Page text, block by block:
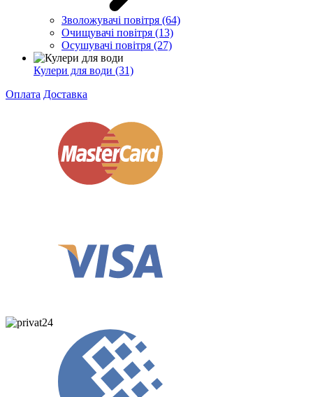
Зволожувачі повітря (64)
Очищувачі повітря (13)
Осушувачі повітря (27)
Кулери для води (31)
Оплата Доставка